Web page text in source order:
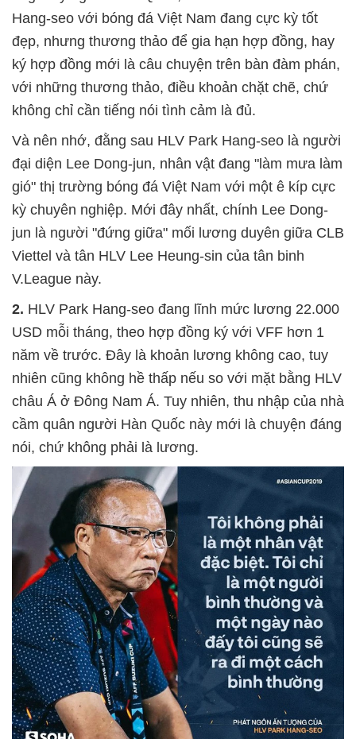
Hang-seo với bóng đá Việt Nam đang cực kỳ tốt
đẹp, nhưng thương thảo để gia hạn hợp đồng, hay
ký hợp đồng mới là câu chuyện trên bàn đàm phán,
với những thương thảo, điều khoản chặt chẽ, chứ
không chỉ cần tiếng nói tình cảm là đủ.
Và nên nhớ, đằng sau HLV Park Hang-seo là người
đại diện Lee Dong-jun, nhân vật đang "làm mưa làm
gió" thị trường bóng đá Việt Nam với một ê kíp cực
kỳ chuyên nghiệp. Mới đây nhất, chính Lee Dong-
jun là người "đứng giữa" mối lương duyên giữa CLB
Viettel và tân HLV Lee Heung-sin của tân binh
V.League này.
2. HLV Park Hang-seo đang lĩnh mức lương 22.000
USD mỗi tháng, theo hợp đồng ký với VFF hơn 1
năm về trước. Đây là khoản lương không cao, tuy
nhiên cũng không hề thấp nếu so với mặt bằng HLV
châu Á ở Đông Nam Á. Tuy nhiên, thu nhập của nhà
cầm quân người Hàn Quốc này mới là chuyện đáng
nói, chứ không phải là lương.